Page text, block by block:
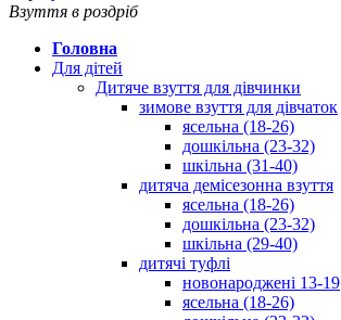
Взуття в роздріб
Головна
Для дітей
Дитяче взуття для дівчинки
зимове взуття для дівчаток
ясельна (18-26)
дошкільна (23-32)
шкільна (31-40)
дитяча демісезонна взуття
ясельна (18-26)
дошкільна (23-32)
шкільна (29-40)
дитячі туфлі
новонароджені 13-19
ясельна (18-26)